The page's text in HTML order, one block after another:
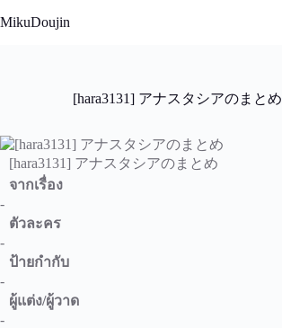
to
MikuDoujin
[hara3131] アナスタシアのまとめ
[hara3131] アナスタシアのまとめ
จากเรื่อง
-
ตัวละคร
-
ป้ายกำกับ
-
ผู้แต่ง/ผู้วาด
-